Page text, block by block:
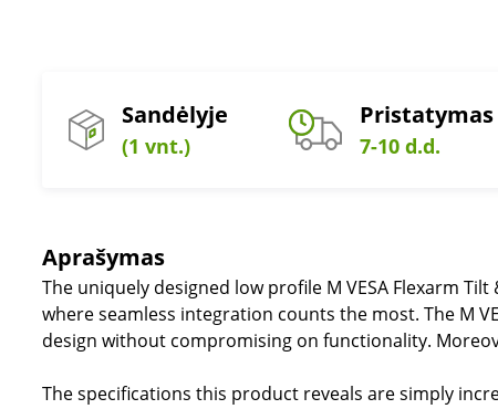
Sandėlyje
(1 vnt.)
Pristatymas
7-10 d.d.
Aprašymas
The uniquely designed low profile M VESA Flexarm
where seamless integration counts the most. The M
design without compromising on functionality.
The specifications this product reveals are simply